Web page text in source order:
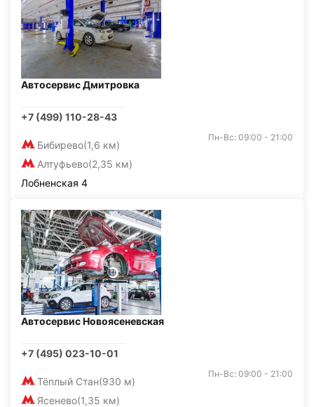
Автосервис Дмитровка
+7 (499) 110-28-43
Бибирево(1,6 км)
Алтуфьево(2,35 км)
Пн-Вс: 09:00 - 21:00
Лобненская 4
Автосервис Новоясеневская
+7 (495) 023-10-01
Тёплый Стан(930 м)
Ясенево(1,35 км)
Пн-Вс: 09:00 - 21:00